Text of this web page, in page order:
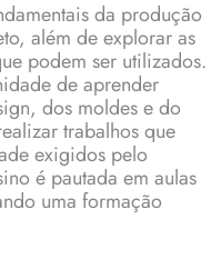
da produção
além de explorar as
podem ser utilizados.
de aprender
dos moldes e do
trabalhos que
exigidos pelo
é pautada em aulas
uma formação